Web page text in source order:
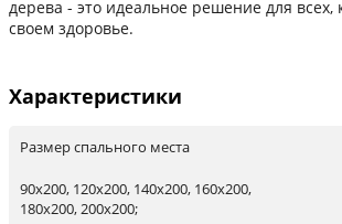
дерева - это идеальное решение для всех,
своем здоровье.
Характеристики
Размер спального места
90х200, 120х200, 140х200, 160х200,
180х200, 200х200;